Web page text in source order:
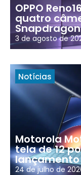
OPPO
quatro
3 de agosto de
Notícias
Motorola
tela de 12
lançamento
24 de julho de